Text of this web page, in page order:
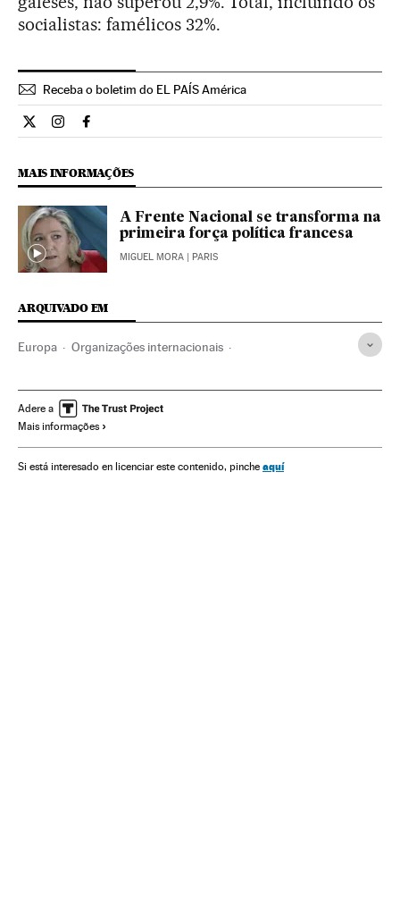
socialistas: famélicos 32%.
Receba o boletim do EL PAÍS América
Internacional El País Brasil en Twitter
Internacional El País Brasil en Instagram
Internacional El País Brasil en Facebook
MAIS INFORMAÇÕES
A Frente Nacional se transforma na
primeira força política francesa
MIGUEL MORA | PARIS
ARQUIVADO EM
Europa Organizações internacionais
Manuel Valls Eleições europeias 2014
Eleições europeias
União Europeia Eleições
Adere a
Mais informações
Si está interesado en licenciar este contenido, pinche aquí